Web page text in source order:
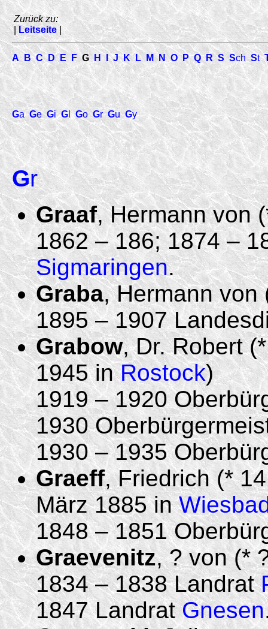
Zurück zu:
| Leitseite |
A B C D E F G H I J K L M N O P Q R S Sch St
Ga Ge Gi Gl Go Gr Gu Gy
Gr
Graaf, Hermann von
1862 – 186; 1874 –
Sigmaringen.
Graba, Hermann von
1895 – 1907
Grabow, Dr. Robert
1945 inRostock)
1919 – 1920
1930
1930 – 1935
Graeff, Friedrich (*
März 1885 in
1848 – 1851
Graevenitz, ? von (*
1834 – 1838 Landrat
1847 LandratGnesen